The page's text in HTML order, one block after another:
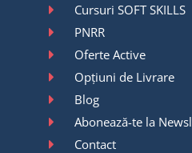
Cursuri SOFT SKILLS
PNRR
Oferte Active
Opțiuni de Livrare
Blog
Abonează-te la
Contact